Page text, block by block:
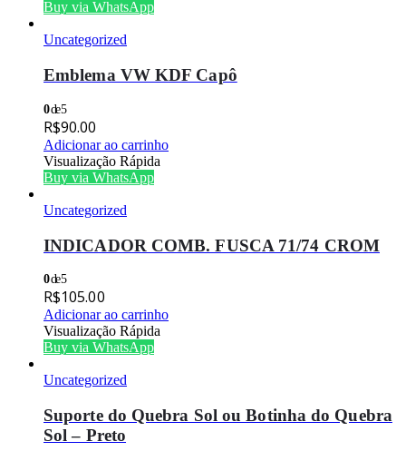
Buy via WhatsApp
Uncategorized
Emblema VW KDF Capô
0de 5
R$90.00
Adicionar ao carrinho
Visualização Rápida
Buy via WhatsApp
Uncategorized
INDICADOR COMB. FUSCA 71/74 CROM
0de 5
R$105.00
Adicionar ao carrinho
Visualização Rápida
Buy via WhatsApp
Uncategorized
Suporte do Quebra Sol ou Botinha do Quebra
Sol – Preto